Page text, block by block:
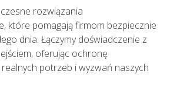
rozwiązania
które pomagają firmom bezpiecznie
dnia. Łączymy doświadczenie z
oferując ochronę
potrzeb i wyzwań naszych